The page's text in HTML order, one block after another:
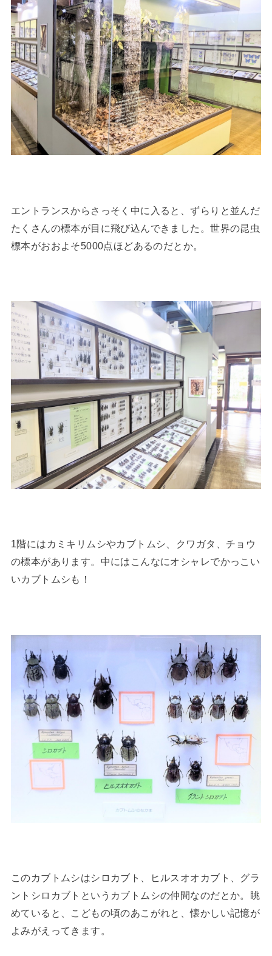
エントランスからさっそく中に入ると、ずらりと並んだ
たくさんの標本が目に飛び込んできました。世界の昆虫
標本がおおよそ5000点ほどあるのだとか。
1階にはカミキリムシやカブトムシ、クワガタ、チョウ
の標本があります。中にはこんなにオシャレでかっこい
いカブトムシも！
このカブトムシはシロカブト、ヒルスオオカブト、グラ
ントシロカブトというカブトムシの仲間なのだとか。眺
めていると、こどもの頃のあこがれと、懐かしい記憶が
よみがえってきます。